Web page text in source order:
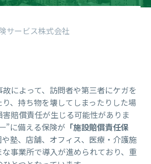
サービス株式会社
によって、訪問者や第三者にケガを
、持ち物を壊してしまったりした場
賠償責任が生じる可能性がありま
”に備える保険が 「施設賠償責任保
や塾、店舗、オフィス、医療・介護施
事業所で導入が進められており、重